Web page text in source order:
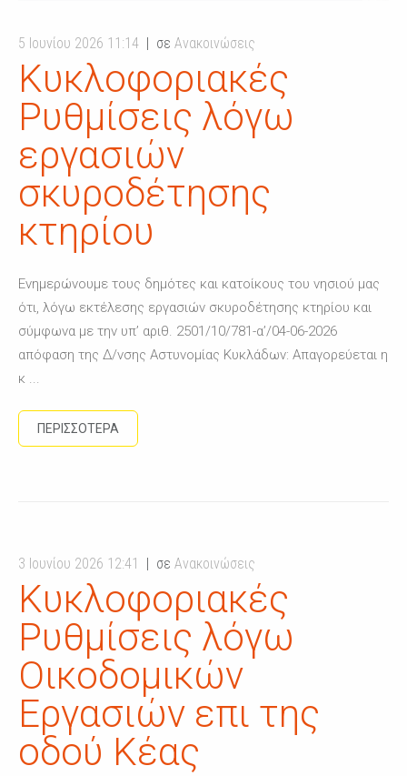
5 Ιουνίου 2026 11:14 σε Ανακοινώσεις
Κυκλοφοριακές
Ρυθμίσεις λόγω
εργασιών
σκυροδέτησης
κτηρίου
Ενημερώνουμε τους δημότες και κατοίκους του νησιού μας
ότι, λόγω εκτέλεσης εργασιών σκυροδέτησης κτηρίου και
σύμφωνα με την υπ’ αριθ. 2501/10/781-α’/04-06-2026
απόφαση της Δ/νσης Αστυνομίας Κυκλάδων: Απαγορεύεται η
κ ...
ΠΕΡΙΣΣΟΤΕΡΑ
3 Ιουνίου 2026 12:41 σε Ανακοινώσεις
Κυκλοφοριακές
Ρυθμίσεις λόγω
Οικοδομικών
Εργασιών επι της
οδού Κέας